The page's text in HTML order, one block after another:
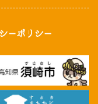
ーポリシー